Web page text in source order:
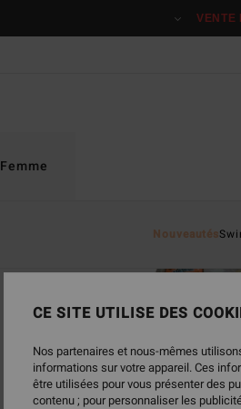
VENTE
Femme
Nouveautés
CE SITE UTILISE DES
Nos partenaires et nous-mêmes
informations sur votre appareil. Ces
être utilisées pour vous présenter des
contenu ; pour personnaliser les